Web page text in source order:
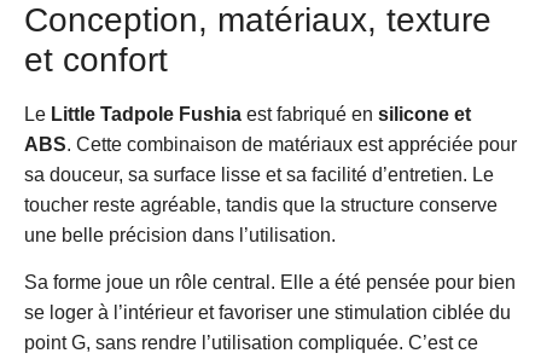
Conception, matériaux, texture
et confort
Le Little Tadpole Fushia est fabriqué en silicone et
ABS. Cette combinaison de matériaux est appréciée pour
sa douceur, sa surface lisse et sa facilité d’entretien. Le
toucher reste agréable, tandis que la structure conserve
une belle précision dans l’utilisation.
Sa forme joue un rôle central. Elle a été pensée pour bien
se loger à l’intérieur et favoriser une stimulation ciblée du
point G, sans rendre l’utilisation compliquée. C’est ce